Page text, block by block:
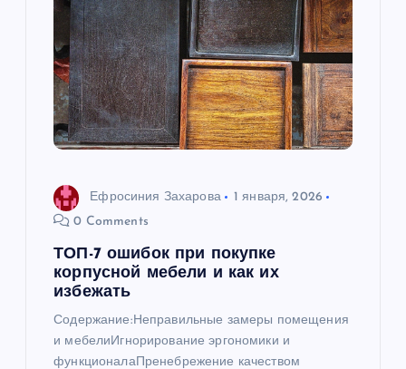
Ефросиния Захарова
1 января, 2026
0 Comments
ТОП-7 ошибок при покупке
корпусной мебели и как их
избежать
Содержание:Неправильные замеры помещения
и мебелиИгнорирование эргономики и
функционалаПренебрежение качеством